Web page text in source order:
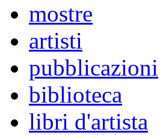
mostre
artisti
pubblicazioni
biblioteca
libri d'artista